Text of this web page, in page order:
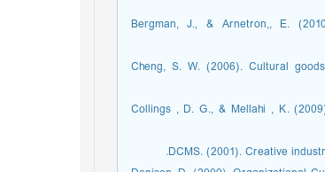
Bergman, J., & Arnetron,, E.
Cheng, S. W. (2006). Cultural
Collings , D. G., & Mellahi , K.
DCMS. (2001). Creative